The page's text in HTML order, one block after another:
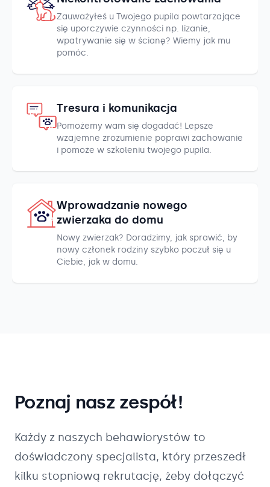
Zauważyłeś u Twojego pupila powtarzające
się uporczywie czynności np. lizanie,
wpatrywanie się w ścianę? Wiemy jak mu
pomóc.
Tresura i komunikacja
Pomożemy wam się dogadać! Lepsze
wzajemne zrozumienie poprawi zachowanie
i pomoże w szkoleniu twojego pupila.
Wprowadzanie nowego
zwierzaka do domu
Nowy zwierzak? Doradzimy, jak sprawić, by
nowy członek rodziny szybko poczuł się u
Ciebie, jak w domu.
Poznaj nasz zespół!
Każdy z naszych behawiorystów to
doświadczony specjalista, który przeszedł
kilku stopniową rekrutację, żeby dołączyć